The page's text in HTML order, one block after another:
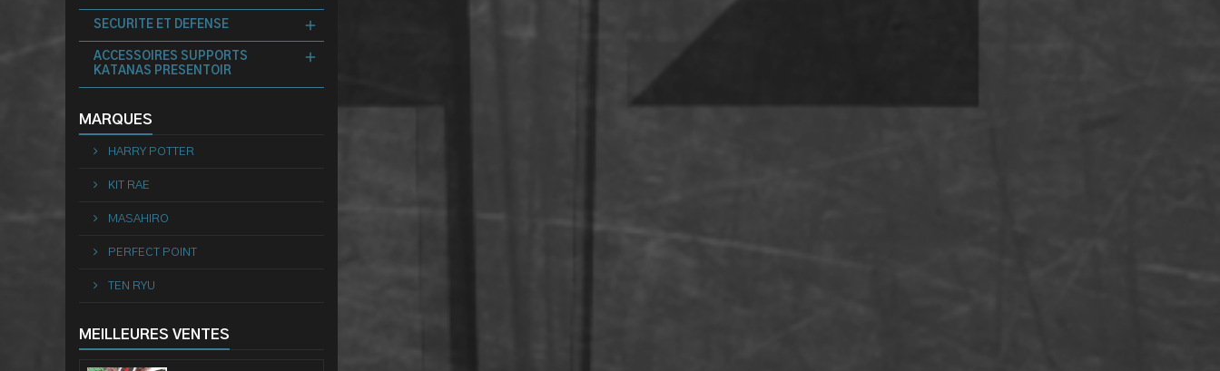
SECURITE ET DEFENSE
ACCESSOIRES SUPPORTS
KATANAS PRESENTOIR
MARQUES
HARRY POTTER
KIT RAE
MASAHIRO
PERFECT POINT
TEN RYU
MEILLEURES VENTES